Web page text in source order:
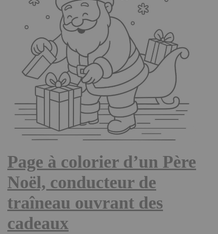
Page à colorier d’un Père
Noël, conducteur de
traîneau ouvrant des
cadeaux